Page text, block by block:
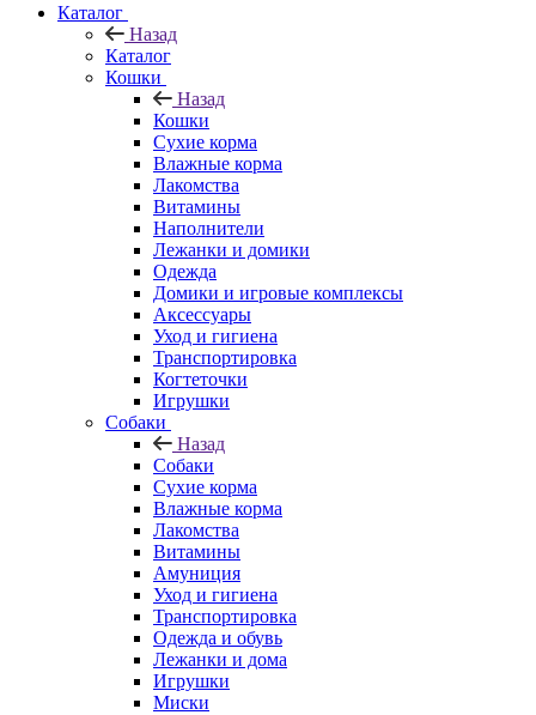
Каталог
Назад
Каталог
Кошки
Назад
Кошки
Сухие корма
Влажные корма
Лакомства
Витамины
Наполнители
Лежанки и домики
Одежда
Домики и игровые комплексы
Аксессуары
Уход и гигиена
Транспортировка
Когтеточки
Игрушки
Собаки
Назад
Собаки
Сухие корма
Влажные корма
Лакомства
Витамины
Амуниция
Уход и гигиена
Транспортировка
Одежда и обувь
Лежанки и дома
Игрушки
Миски